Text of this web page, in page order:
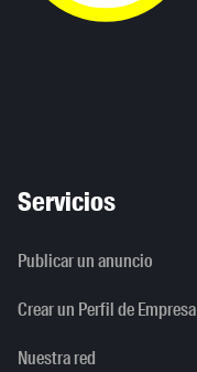
Servicios
Publicar un anuncio
Crear un Perfil de Empresa
Nuestra red